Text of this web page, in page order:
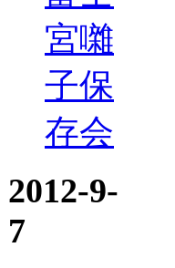
宮囃
子保
存会
2012-9-
7